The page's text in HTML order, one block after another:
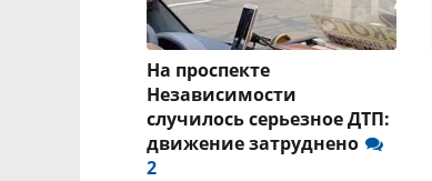
На проспекте
Независимости
случилось серьезное ДТП:
движение затруднено
2